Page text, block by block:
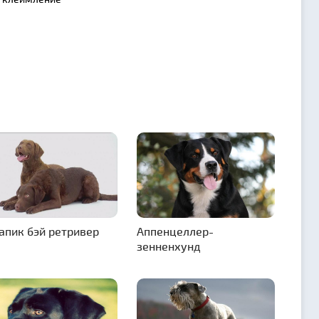
бэй ретривер
Аппенцеллер-
зенненхунд